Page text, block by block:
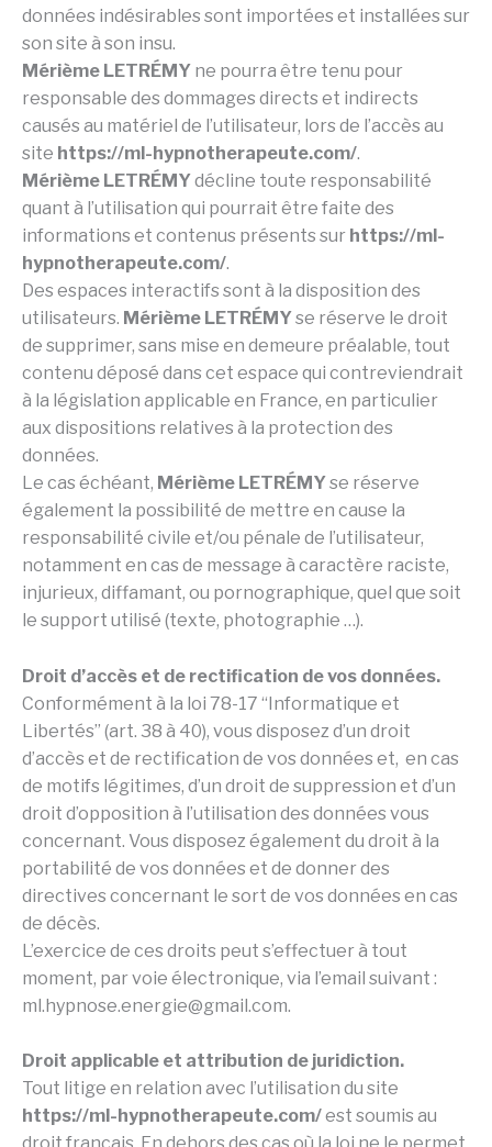
données indésirables sont importées et installées sur
son site à son insu.
Mérième LETRÉMY ne pourra être tenu pour
responsable des dommages directs et indirects
causés au matériel de l’utilisateur, lors de l’accès au
site https://ml-hypnotherapeute.com/.
Mérième LETRÉMYdécline toute responsabilité
quant à l’utilisation qui pourrait être faite des
informations et contenus présents sur https://ml-
hypnotherapeute.com/.
Des espaces interactifs sont à la disposition des
utilisateurs. Mérième LETRÉMYse réserve le droit
de supprimer, sans mise en demeure préalable, tout
contenu déposé dans cet espace qui contreviendrait
à la législation applicable en France, en particulier
aux dispositions relatives à la protection des
données.
Le cas échéant, Mérième LETRÉMYse réserve
également la possibilité de mettre en cause la
responsabilité civile et/ou pénale de l’utilisateur,
notamment en cas de message à caractère raciste,
injurieux, diffamant, ou pornographique, quel que soit
le support utilisé (texte, photographie …).
Droit d’accès et de rectification de vos données.
Conformément à la loi 78-17 “Informatique et
Libertés” (art. 38 à 40), vous disposez d’un droit
d’accès et de rectification de vos données et, en cas
de motifs légitimes, d’un droit de suppression et d’un
droit d’opposition à l’utilisation des données vous
concernant. Vous disposez également du droit à la
portabilité de vos données et de donner des
directives concernant le sort de vos données en cas
de décès.
L’exercice de ces droits peut s’effectuer à tout
moment, par voie électronique, via l’email suivant :
ml.hypnose.energie@gmail.com.
Droit applicable et attribution de juridiction.
Tout litige en relation avec l’utilisation du site
https://ml-hypnotherapeute.com/est soumis au